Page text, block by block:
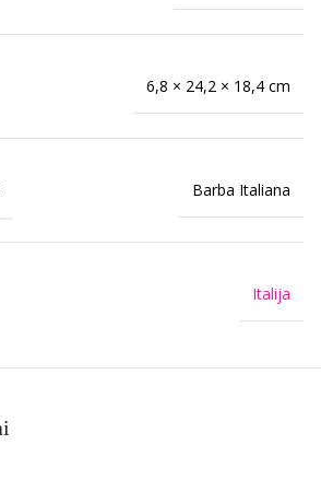
6,8 × 24,2 × 18,4 cm
Barba Italiana
Italija